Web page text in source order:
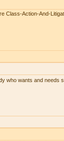
Class-Action-And-
who wants and needs